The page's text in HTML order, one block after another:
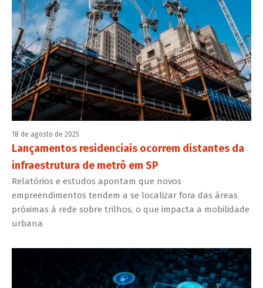
18 de agosto de 2025
Lançamentos residenciais ocorrem distantes da
infraestrutura de metrô em SP
Relatórios e estudos apontam que novos
empreendimentos tendem a se localizar fora das áreas
próximas à rede sobre trilhos, o que impacta a mobilidade
urbana